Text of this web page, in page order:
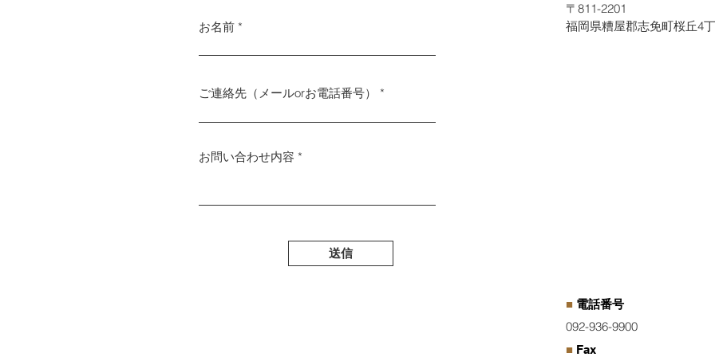
お名前
ご連絡先（メールorお電話番号）
お問い合わせ内容
送信
〒811-2201
福岡県糟屋郡志免町桜丘4
■ 電話番号
092-936-9900
■ Fax